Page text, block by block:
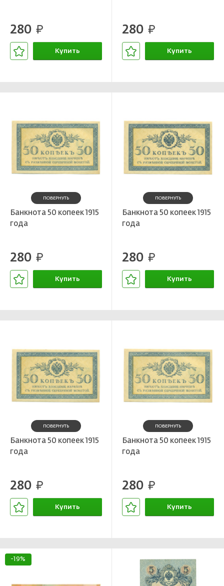
280 руб.
Купить
280 руб.
Купить
ПОВЕРНУТЬ
Банкнота 50 копеек 1915
года
280 руб.
Купить
ПОВЕРНУТЬ
Банкнота 50 копеек 1915
года
280 руб.
Купить
ПОВЕРНУТЬ
Банкнота 50 копеек 1915
года
280 руб.
Купить
ПОВЕРНУТЬ
Банкнота 50 копеек 1915
года
280 руб.
Купить
-19%